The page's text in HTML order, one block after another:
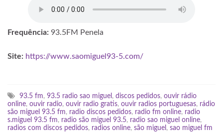
Frequência: 93.5FM Penela
Site: https://www.saomiguel93-5.com/
93.5 fm, 93.5 radio sao miguel , discos pedidos, ouvir rádio
online, ouvir radio, ouvir radio gratis, ouvir radios portuguesas, rádio
são miguel 93.5 fm, radio discos pedidos, radio fm online, radio
s.miguel 93.5 fm, radio são miguel 93.5, radio sao miguel online,
radios com discos pedidos, radios online, são miguel , sao miguel fm